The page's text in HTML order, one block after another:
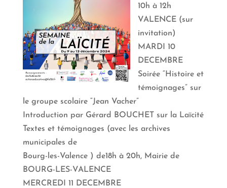
10h à 12h
VALENCE (sur
invitation)
MARDI 10
DECEMBRE
Soirée “Histoire et
témoignages” sur
le groupe scolaire “Jean Vacher”
Introduction par Gérard BOUCHET sur la Laïcité
Textes et témoignages (avec les archives
municipales de
Bourg-les-Valence ) de18h à 20h, Mairie de
BOURG-LES-VALENCE
MERCREDI 11 DECEMBRE